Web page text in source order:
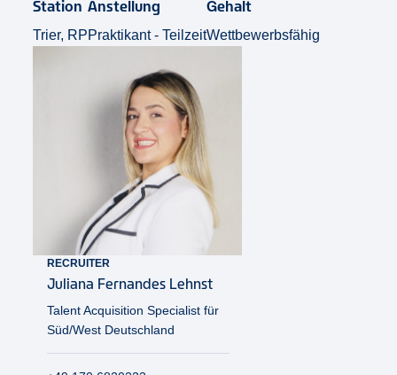
Station
Trier, RP
Anstellung
Praktikant - Teilzeit
Gehalt
Wettbewerbsfähig
RECRUITER
Juliana Fernandes Lehnst
Talent Acquisition Specialist für
Süd/West Deutschland